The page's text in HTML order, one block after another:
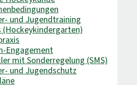
und Jugendtraining
(Hockeykindergarten)
Engagement
mit Sonderregelung (SMS)
und Jugendschutz